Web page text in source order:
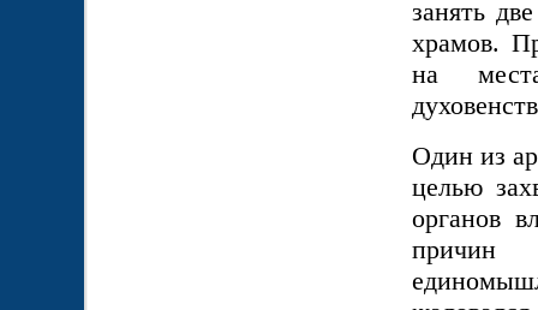
занять
храмов.
на
Один из
целью
органов
причин